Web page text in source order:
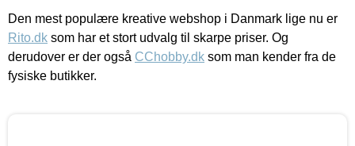
Den mest populære kreative webshop i Danmark lige nu er
Rito.dk som har et stort udvalg til skarpe priser. Og
derudover er der også CChobby.dk som man kender fra de
fysiske butikker.